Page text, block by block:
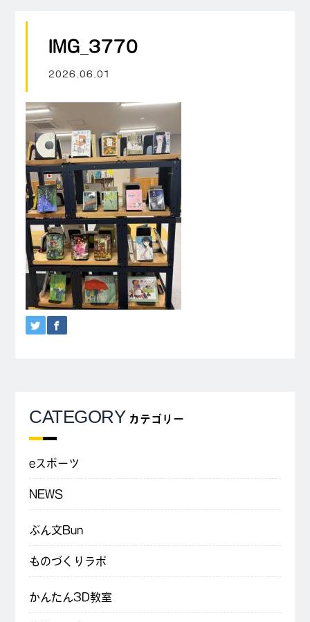
IMG_3770
2026.06.01
CATEGORY カテゴリー
eスポーツ
NEWS
ぶん文Bun
ものづくりラボ
かんたん3D教室